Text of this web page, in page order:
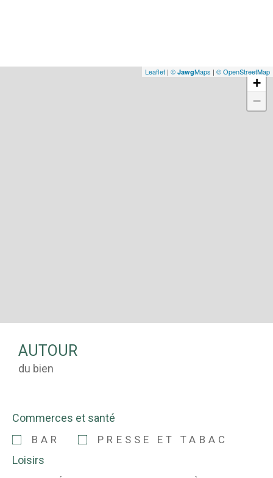
+
−
Leaflet | © JawgMaps | © OpenStreetMap
AUTOUR
du bien
Commerces et santé
BAR PRESSE ET TABAC
Loisirs